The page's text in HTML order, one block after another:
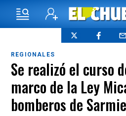
REGIONALES
Se realizó el curso
marco de la Ley
bomberos de